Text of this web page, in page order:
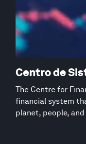
Centro de
The Centre for
financial system
planet, people,